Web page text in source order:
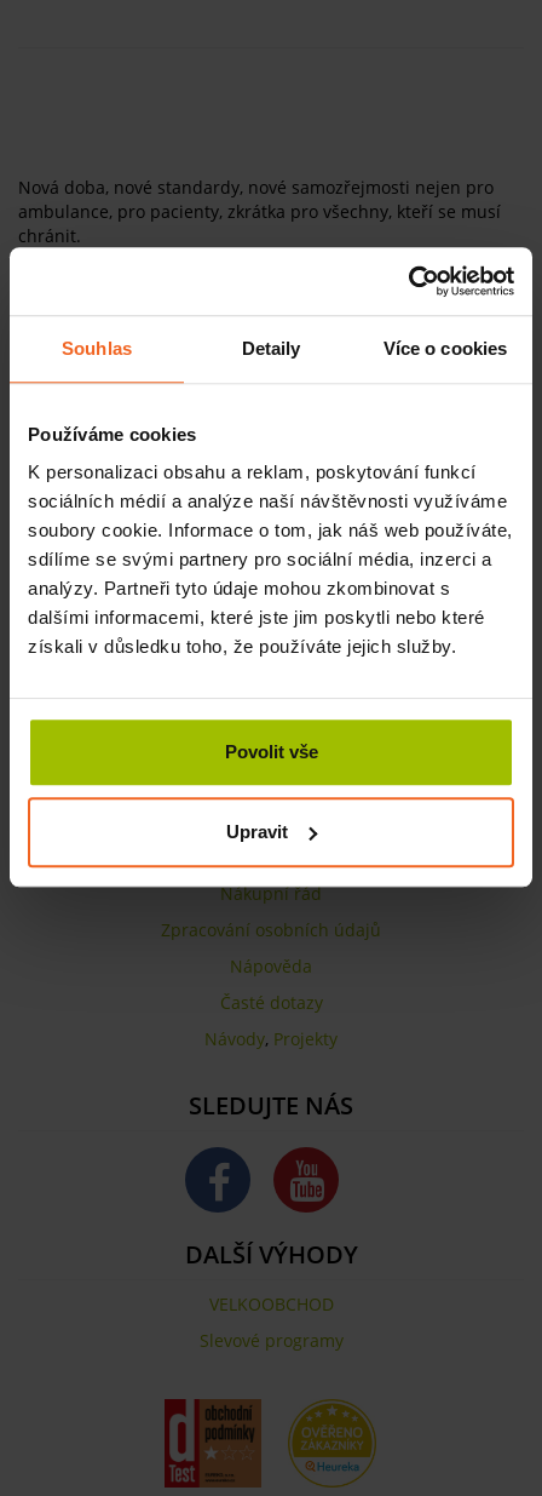
Souhlas Detaily Více o cookies
Používáme cookies
K personalizaci obsahu a reklam, poskytování funkcí
sociálních médií a analýze naší návštěvnosti využíváme
soubory cookie. Informace o tom, jak náš web používáte,
sdílíme se svými partnery pro sociální média, inzerci a
analýzy. Partneři tyto údaje mohou zkombinovat s
dalšími informacemi, které jste jim poskytli nebo které
získali v důsledku toho, že používáte jejich služby.
Povolit vše
Upravit
Nová doba, nové standardy, nové samozřejmosti nejen pro
ambulance, pro pacienty, zkrátka pro všechny, kteří se musí
chránit.
ochranných pomůcek na obličej,
KONTAKTY
EUREKO s.r.o.
Petra Bezruče 1877/67
466 01 Jablonec nad Nisou
DIČ: CZ25416375
Další kontakty
INFORMACE
Nákupní řád
Zpracování osobních údajů
Nápověda
Časté dotazy
Návody, Projekty
SLEDUJTE NÁS
DALŠÍ VÝHODY
VELKOOBCHOD
Slevové programy